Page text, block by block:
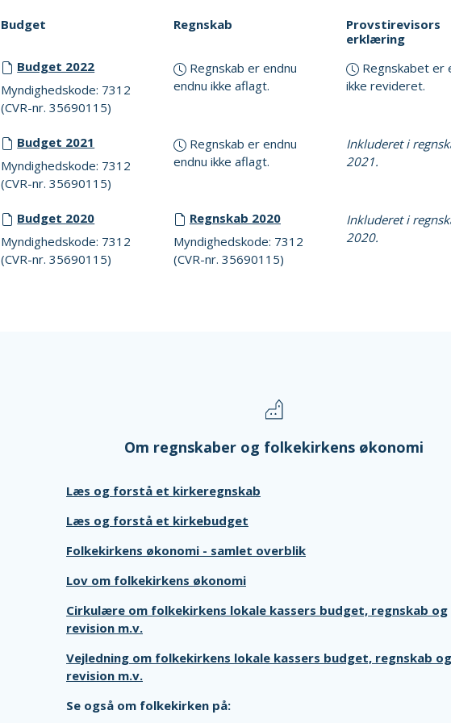
Budget Regnskab
Provstirevisors
erklæring
Budget 2022
Myndighedskode: 7312
(CVR-nr. 35690115)
Regnskab er endnu
endnu ikke aflagt.
Regnskabet er
ikke revideret.
Budget 2021
Myndighedskode: 7312
(CVR-nr. 35690115)
Regnskab er endnu
endnu ikke aflagt.
Inkluderet i
2021.
Budget 2020
Myndighedskode: 7312
(CVR-nr. 35690115)
Regnskab 2020
Myndighedskode: 7312
(CVR-nr. 35690115)
Inkluderet i
2020.
Om regnskaber og folkekirkens økonomi
Læs og forstå et kirkeregnskab
Læs og forstå et kirkebudget
Folkekirkens økonomi - samlet overblik
Lov om folkekirkens økonomi
Cirkulære om folkekirkens lokale kassers budget, regnskab og
revision m.v.
Vejledning om folkekirkens lokale kassers budget, regnskab og
revision m.v.
Se også om folkekirken på: